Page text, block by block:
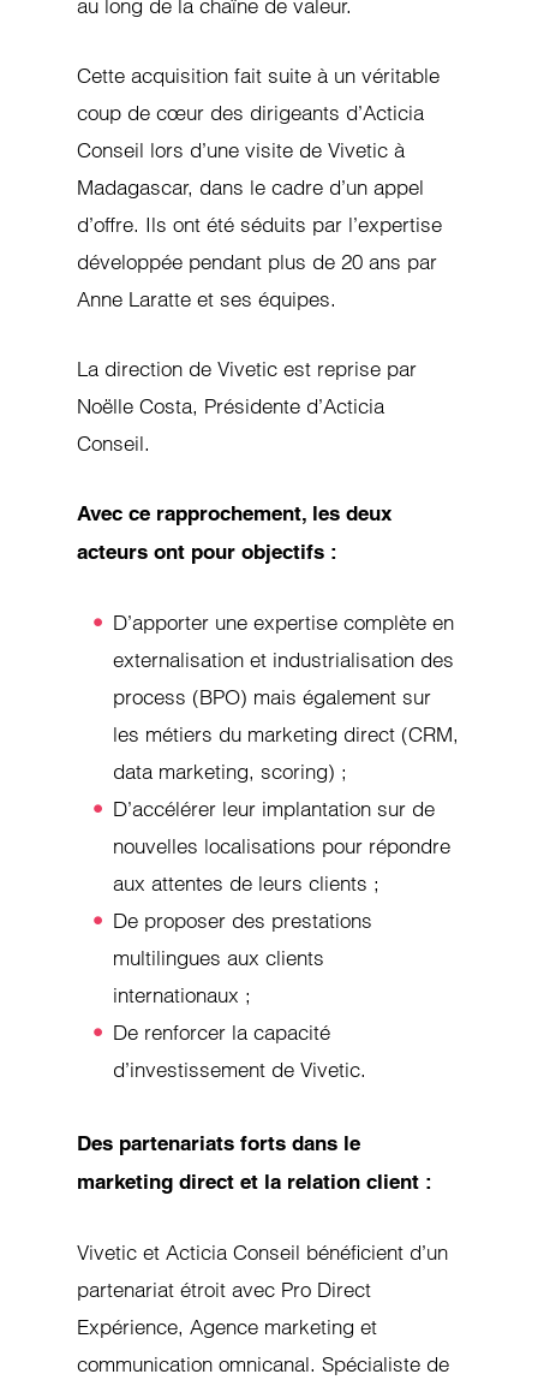
au long de la chaîne de valeur.
Cette acquisition fait suite à un véritable
coup de cœur des dirigeants d’Acticia
Conseil lors d’une visite de Vivetic à
Madagascar, dans le cadre d’un appel
d’offre. Ils ont été séduits par l’expertise
développée pendant plus de 20 ans par
Anne Laratte et ses équipes.
La direction de Vivetic est reprise par
Noëlle Costa, Présidente d’Acticia
Conseil.
Avec ce rapprochement, les deux
acteurs ont pour objectifs :
D’apporter une expertise complète en
externalisation et industrialisation des
process (BPO) mais également sur
les métiers du marketing direct (CRM,
data marketing, scoring) ;
D’accélérer leur implantation sur de
nouvelles localisations pour répondre
aux attentes de leurs clients ;
De proposer des prestations
multilingues aux clients
internationaux ;
De renforcer la capacité
d’investissement de Vivetic.
Des partenariats forts dans le
marketing direct et la relation client :
Vivetic et Acticia Conseil bénéficient d’un
partenariat étroit avec Pro Direct
Expérience, Agence marketing et
communication omnicanal. Spécialiste de